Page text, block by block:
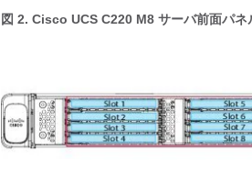
図 2. Cisco UCS C220 M8 サーバ前面パネ